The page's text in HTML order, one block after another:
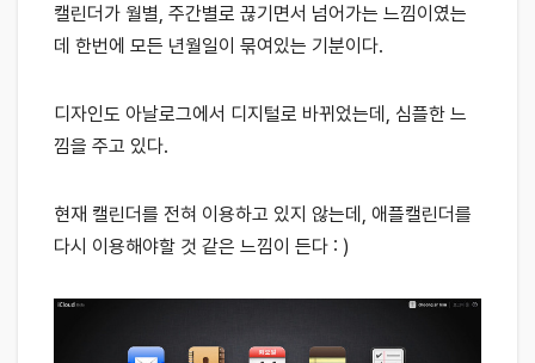
캘린더가 월별, 주간별로 끊기면서 넘어가는 느낌이였는
데 한번에 모든 년월일이 묶여있는 기분이다.
디자인도 아날로그에서 디지털로 바뀌었는데, 심플한 느
낌을 주고 있다.
현재 캘린더를 전혀 이용하고 있지 않는데, 애플캘린더를
다시 이용해야할 것 같은 느낌이 든다 : )